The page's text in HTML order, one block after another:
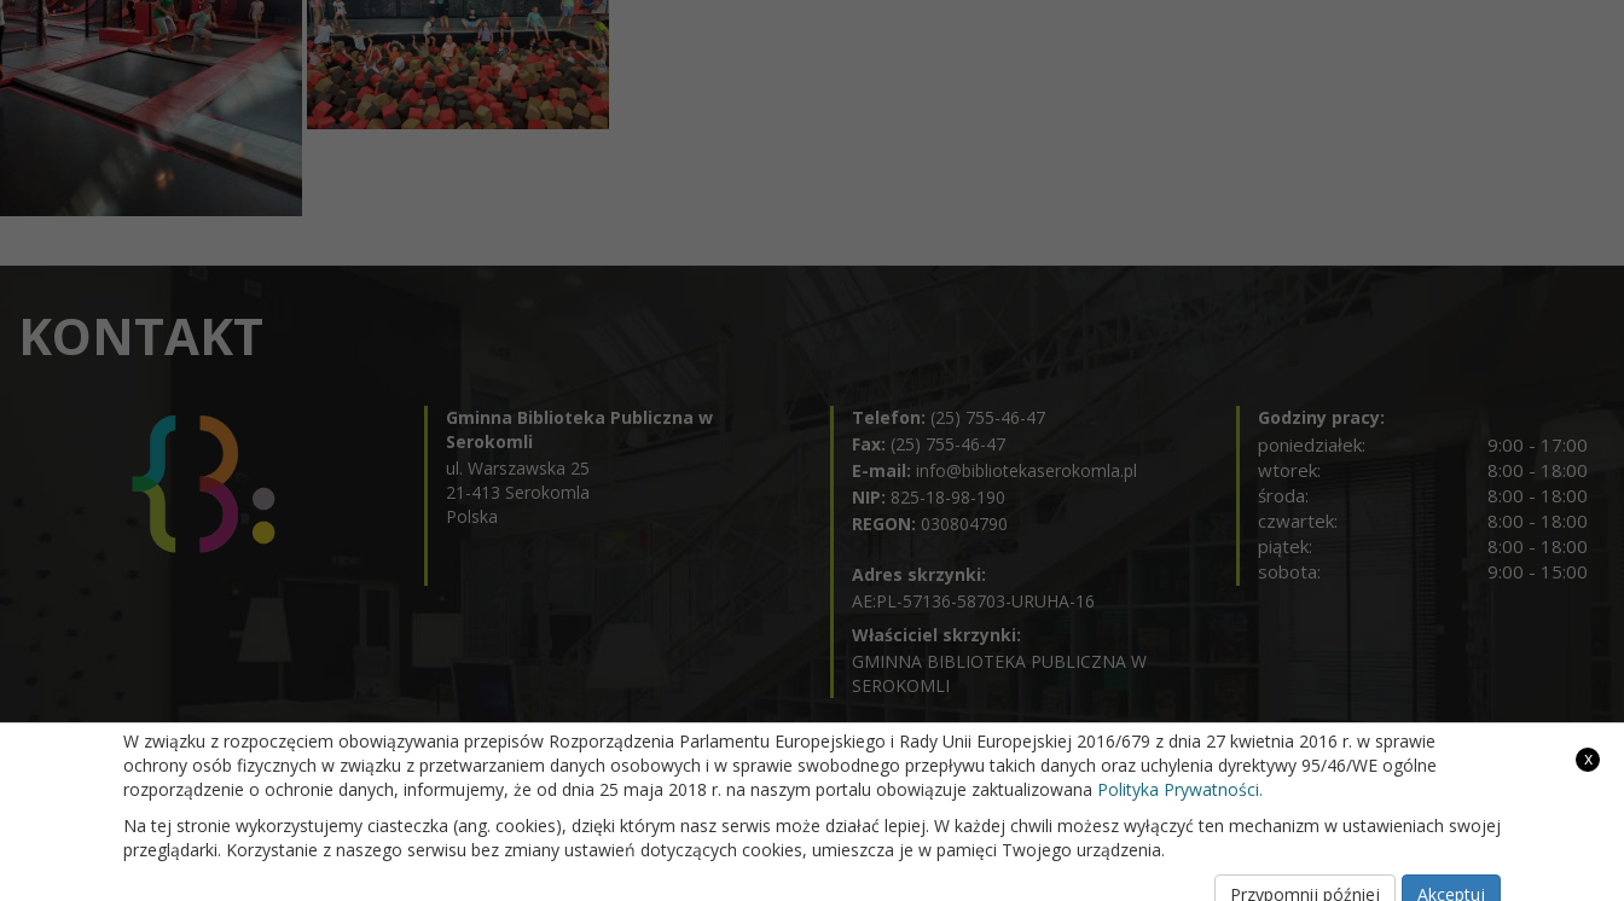
KONTAKT
Gminna Biblioteka Publiczna w
Serokomli
ul. Warszawska 25
21-413 Serokomla
Polska
Telefon: (25) 755-46-47
Fax: (25) 755-46-47
E-mail: info@bibliotekaserokomla.pl
NIP: 825-18-98-190
REGON: 030804790
Adres skrzynki:
AE:PL-57136-58703-URUHA-16
Właściciel skrzynki:
GMINNA BIBLIOTEKA PUBLICZNA W
SEROKOMLI
Godziny pracy:
poniedziałek:
9:00 - 17:00
wtorek:
8:00 - 18:00
środa:
8:00 - 18:00
czwartek:
8:00 - 18:00
piątek:
8:00 - 18:00
sobota:
9:00 - 15:00
Gminna Biblioteka Publiczna w Serokomli Projekt i wykonanie x
W związku z rozpoczęciem obowiązywania przepisów Rozporządzenia Parlamentu Europejskiego i Rady Unii Europejskiej 2016/679 z dnia 27 kwietnia 2016 r. w sprawie
ochrony osób fizycznych w związku z przetwarzaniem danych osobowych i w sprawie swobodnego przepływu takich danych oraz uchylenia dyrektywy 95/46/WE ogólne
rozporządzenie o ochronie danych, informujemy, że od dnia 25 maja 2018 r. na naszym portalu obowiązuje zaktualizowana Polityka Prywatności.
Na tej stronie wykorzystujemy ciasteczka (ang. cookies), dzięki którym nasz serwis może działać lepiej. W każdej chwili możesz wyłączyć ten mechanizm w ustawieniach swojej
przeglądarki. Korzystanie z naszego serwisu bez zmiany ustawień dotyczących cookies, umieszcza je w pamięci Twojego urządzenia.
Akceptuj
Przypomnij później